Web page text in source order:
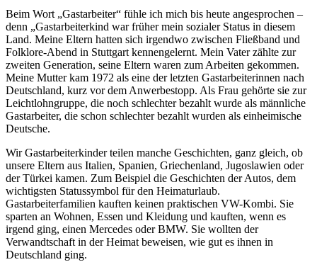
Beim Wort „Gastarbeiter“ fühle ich mich bis heute angesprochen –
denn „Gastarbeiterkind war früher mein sozialer Status in diesem
Land. Meine Eltern hatten sich irgendwo zwischen Fließband und
Folklore-Abend in Stuttgart kennengelernt. Mein Vater zählte zur
zweiten Generation, seine Eltern waren zum Arbeiten gekommen.
Meine Mutter kam 1972 als eine der letzten Gastarbeiterinnen nach
Deutschland, kurz vor dem Anwerbestopp. Als Frau gehörte sie zur
Leichtlohngruppe, die noch schlechter bezahlt wurde als männliche
Gastarbeiter, die schon schlechter bezahlt wurden als einheimische
Deutsche.
Wir Gastarbeiterkinder teilen manche Geschichten, ganz gleich, ob
unsere Eltern aus Italien, Spanien, Griechenland, Jugoslawien oder
der Türkei kamen. Zum Beispiel die Geschichten der Autos, dem
wichtigsten Statussymbol für den Heimaturlaub.
Gastarbeiterfamilien kauften keinen praktischen VW-Kombi. Sie
sparten an Wohnen, Essen und Kleidung und kauften, wenn es
irgend ging, einen Mercedes oder BMW. Sie wollten der
Verwandtschaft in der Heimat beweisen, wie gut es ihnen in
Deutschland ging.